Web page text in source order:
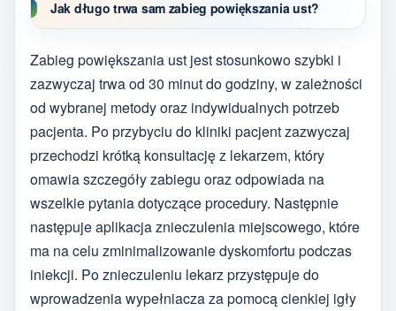
Jak długo trwa sam zabieg powiększania ust?
Zabieg powiększania ust jest stosunkowo szybki i
zazwyczaj trwa od 30 minut do godziny, w zależności
od wybranej metody oraz indywidualnych potrzeb
pacjenta. Po przybyciu do kliniki pacjent zazwyczaj
przechodzi krótką konsultację z lekarzem, który
omawia szczegóły zabiegu oraz odpowiada na
wszelkie pytania dotyczące procedury. Następnie
następuje aplikacja znieczulenia miejscowego, które
ma na celu zminimalizowanie dyskomfortu podczas
iniekcji. Po znieczuleniu lekarz przystępuje do
wprowadzenia wypełniacza za pomocą cienkiej igły